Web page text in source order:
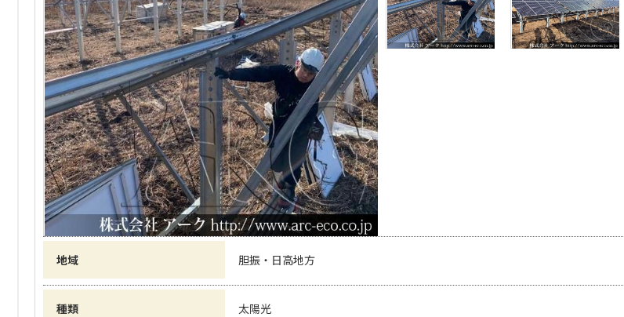
地域 胆振・日高地方
種類 太陽光